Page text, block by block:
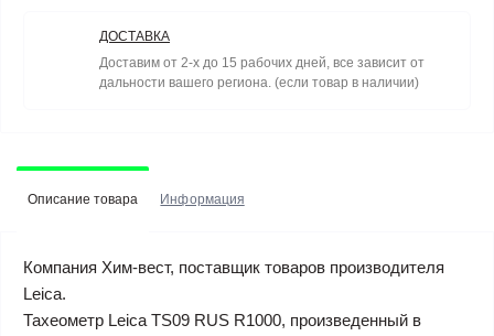
ДОСТАВКА
Доставим от 2-х до 15 рабочих дней, все зависит от
дальности вашего региона. (если товар в наличии)
Описание товара Информация
Компания Хим-вест, поставщик товаров производителя
Leica.
Тахеометр Leica TS09 RUS R1000, произведенный в